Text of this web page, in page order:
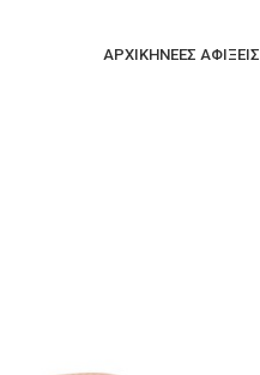
ΑΡΧΙΚΗΝΕΕΣ ΑΦΙΞΕΙΣ